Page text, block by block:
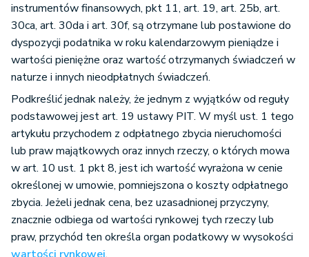
instrumentów finansowych, pkt 11, art. 19, art. 25b, art.
30ca, art. 30da i art. 30f, są otrzymane lub postawione do
dyspozycji podatnika w roku kalendarzowym pieniądze i
wartości pieniężne oraz wartość otrzymanych świadczeń w
naturze i innych nieodpłatnych świadczeń.
Podkreślić jednak należy, że jednym z wyjątków od reguły
podstawowej jest art. 19 ustawy PIT. W myśl ust. 1 tego
artykułu przychodem z odpłatnego zbycia nieruchomości
lub praw majątkowych oraz innych rzeczy, o których mowa
w art. 10 ust. 1 pkt 8, jest ich wartość wyrażona w cenie
określonej w umowie, pomniejszona o koszty odpłatnego
zbycia. Jeżeli jednak cena, bez uzasadnionej przyczyny,
znacznie odbiega od wartości rynkowej tych rzeczy lub
praw, przychód ten określa organ podatkowy w wysokości